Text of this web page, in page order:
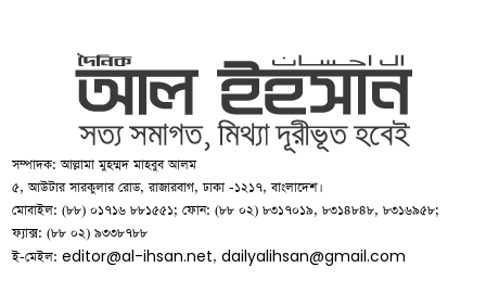
সম্পাদক: আল্লামা মুহম্মদ মাহবুব আলম
৫, আউটার সারকুলার রোড, রাজারবাগ, ঢাকা -১২১৭, বাংলাদেশ।
মোবাইল: (৮৮) ০১৭১৬ ৮৮১৫৫১; ফোন: (৮৮ ০২) ৮৩১৭০১৯, ৮৩১৪৮৪৮, ৮৩১৬৯৫৮;
ফ্যাক্স: (৮৮ ০২) ৯৩৩৮৭৮৮
ই-মেইল:editor@al-ihsan.net,dailyalihsan@gmail.com